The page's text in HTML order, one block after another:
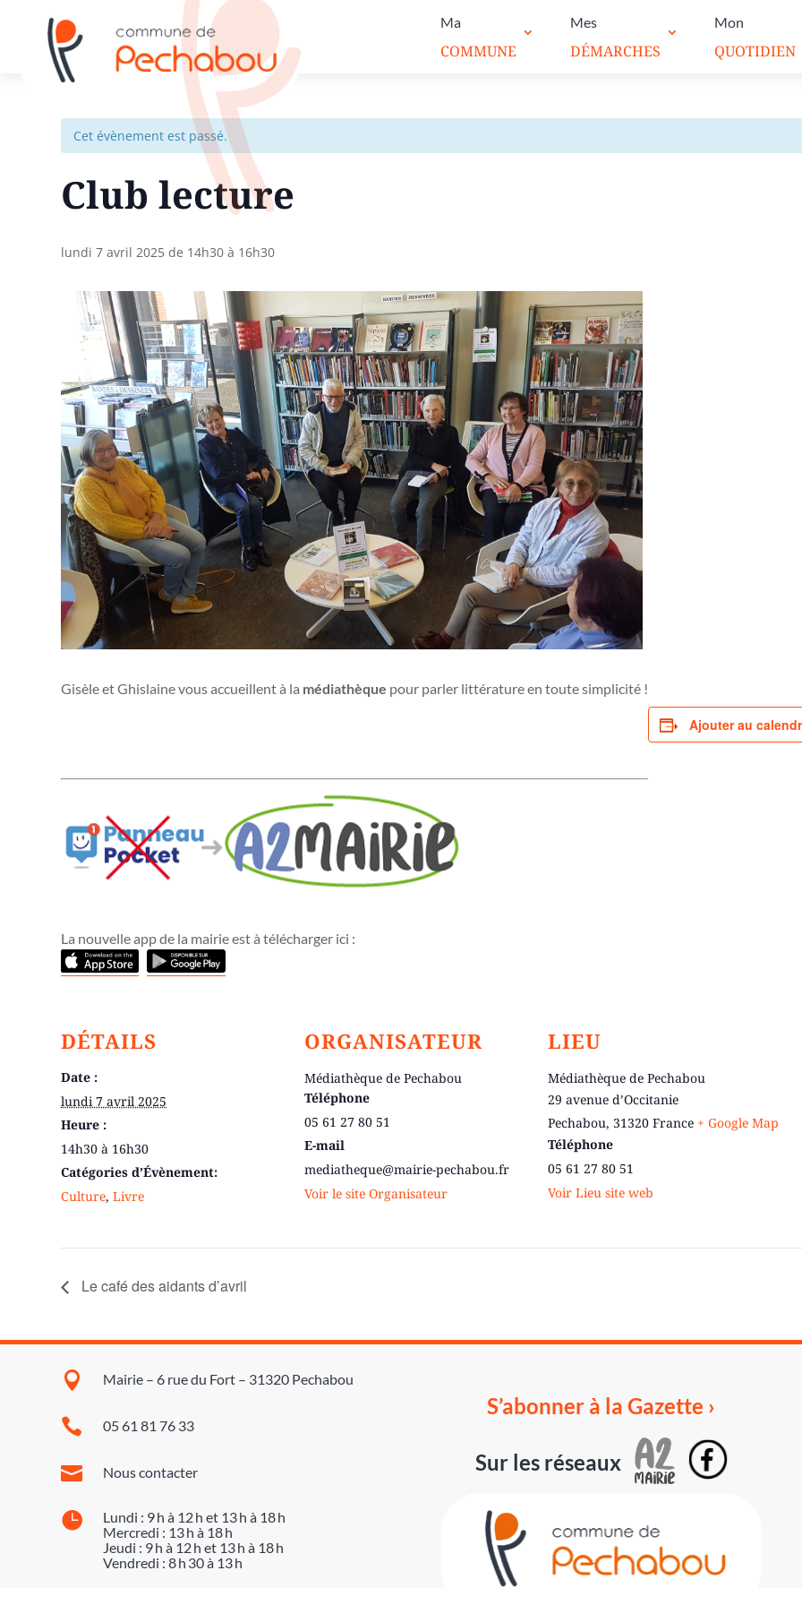
Ma
COMMUNE
Mes
DÉMARCHES
Mon
QUOTIDIEN
Cet évènement est passé.
Club lecture
lundi 7 avril 2025 de 14h30 à 16h30
Gisèle et Ghislaine vous accueillent à la médiathèque pour parler littérature en toute simplicité !
La nouvelle app de la mairie est à télécharger ici :
Ajouter au
DÉTAILS
Date :
lundi 7 avril 2025
Heure :
14h30 à 16h30
Catégories d’Évènement:
Culture, Livre
ORGANISATEUR
Médiathèque de Pechabou
Téléphone
05 61 27 80 51
E-mail
mediatheque@mairie-pechabou.fr
Voir le site Organisateur
LIEU
Médiathèque de Pechabou
29 avenue d’Occitanie
Pechabou, 31320 France + Google Map
Téléphone
05 61 27 80 51
Voir Lieu site web
Le café des aidants d’avril
 Mairie – 6 rue du Fort – 31320 Pechabou
 05 61 81 76 33
 Nous contacter

Lundi : 9 h à 12 h et 13 h à 18 h
Mercredi : 13 h à 18 h
Jeudi : 9 h à 12 h et 13 h à 18 h
Vendredi : 8 h 30 à 13 h
S’abonner à la Gazette ›
Sur les réseaux